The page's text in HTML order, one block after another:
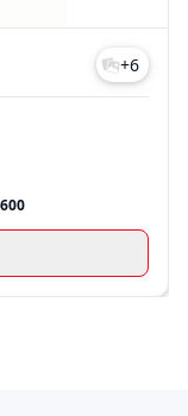
+6